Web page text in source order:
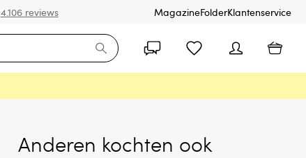
4.106 reviews MagazineFolderKlantenservice
Anderen kochten ook